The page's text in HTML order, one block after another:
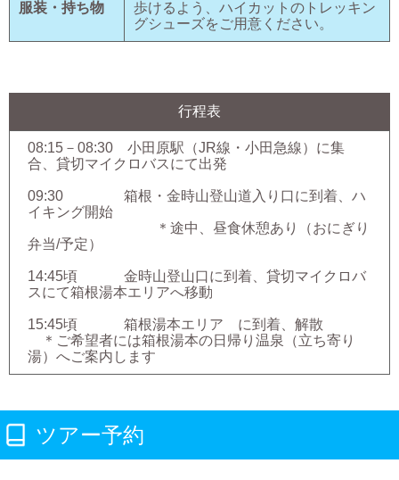
服装・持ち物
歩けるよう、ハイカットのトレッキン
グシューズをご用意ください。
行程表
08:15－08:30 小田原駅（JR線・小田急線）に集
合、貸切マイクロバスにて出発
09:30 箱根・金時山登山道入り口に到着、ハ
イキング開始
＊途中、昼食休憩あり（おにぎり
弁当/予定）
14:45頃 金時山登山口に到着、貸切マイクロバ
スにて箱根湯本エリアへ移動
15:45頃 箱根湯本エリア に到着、解散
＊ご希望者には箱根湯本の日帰り温泉（立ち寄り
湯）へご案内します
ツアー予約